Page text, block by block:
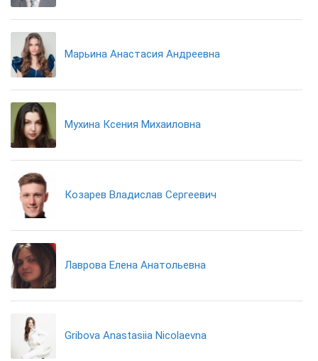
Марьина Анастасия Андреевна
Мухина Ксения Михаиловна
Козарев Владислав Сергеевич
Лаврова Елена Анатольевна
Gribova Anastasiia Nicolaevna